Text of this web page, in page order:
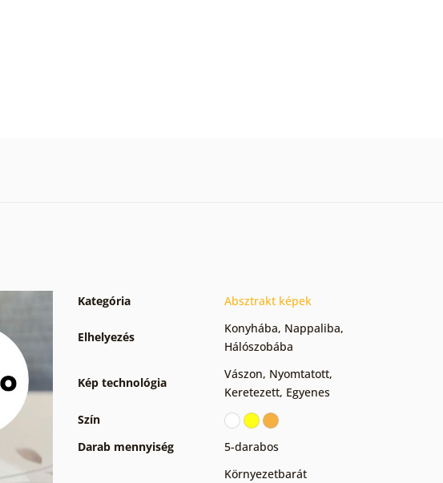
Kategória Absztrakt képek
Elhelyezés
Konyhába, Nappaliba,
Hálószobába
Kép technológia
Vászon, Nyomtatott,
Keretezett, Egyenes
Szín
Darab mennyiség
5-darabos
Környezetbarát